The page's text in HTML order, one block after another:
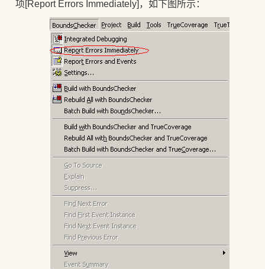
项[Report Errors Immediately]，如下图所示：